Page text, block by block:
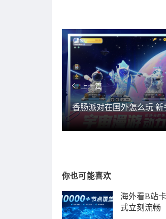
上一篇
香肠派对在国外怎么玩
你也可能喜欢
海外看B站
式立刻流畅